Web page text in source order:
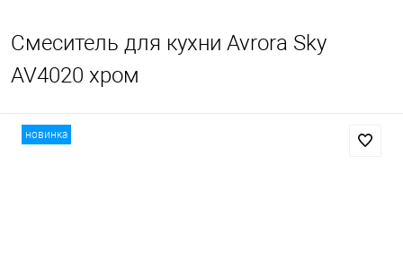
Смеситель для кухни Avrora Sky
AV4020 хром
новинка